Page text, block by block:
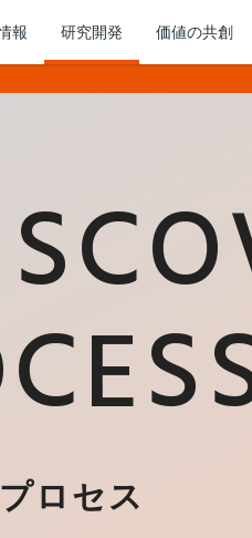
報 研究開発 価値の共創
ロセス